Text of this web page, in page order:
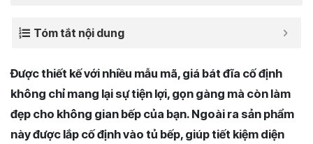
Tóm tắt nội dung
Được thiết kế với nhiều mẫu mã, giá bát đĩa cố định
không chỉ mang lại sự tiện lợi, gọn gàng mà còn làm
đẹp cho không gian bếp của bạn. Ngoài ra sản phẩm
này được lắp cố định vào tủ bếp, giúp tiết kiệm diện